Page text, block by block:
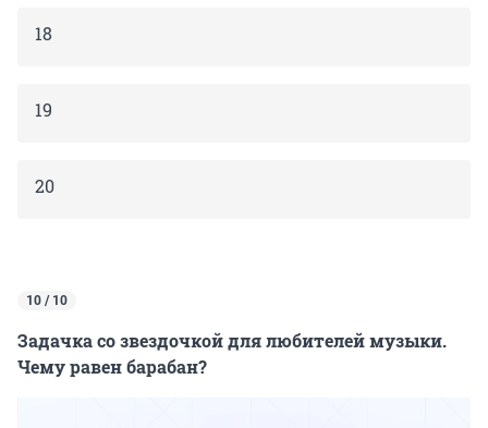
18
19
20
10 / 10
Задачка со звездочкой для любителей музыки.
Чему равен барабан?